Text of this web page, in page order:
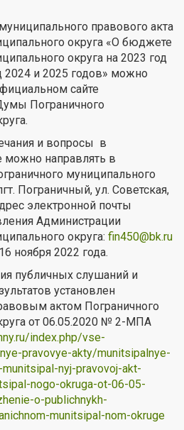
правового акта
округа «О бюджете
округа на 2023 год
2024 и 2025 годов» можно
сайте
Пограничного
и вопросы в
направлять в
муниципального
Пограничный, ул. Советская,
электронной почты
Администрации
округа: fin450@bk.ru
ноября 2022 года.
публичных слушаний и
установлен
актом Пограничного
от 06.05.2020 № 2-МПА
index.php/vse-
pravovye-akty/munitsipalnye-
nyj-pravovoj-akt-
nogo-okruga-ot-06-05-
o-publichnykh-
munitsipal-nom-okruge